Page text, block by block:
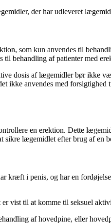
der har udleveret
som kun anvendes til
behandling af patienter med
dosis af lægemidler bør ikke
ikke anvendes med
en erektion. Dette
lægemidlet efter brug af en
kræft i penis, og har en
vist til at komme til seksuel
af hovedpine, eller